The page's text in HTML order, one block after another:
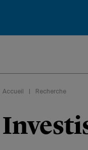
Accueil Recherche